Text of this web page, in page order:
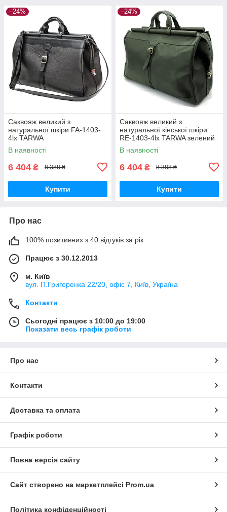
–24%
Саквояж великий з
натуральної шкіри FA-1403-
4lx TARWA
В наявності
6 404 ₴ 8 388 ₴
Купити
–24%
Саквояж великий з
натуральної кінської шкіри
RE-1403-4lx TARWA зелений
В наявності
6 404 ₴ 8 388 ₴
Купити
Про нас
100% позитивних з 40 відгуків за рік
Працює з 30.12.2013
м. Київ
вул. П.Григоренка 22/20, офіс 7, Київ, Україна
Контакти
Сьогодні працює з 10:00 до 19:00
Показати весь графік роботи
Про нас
Контакти
Доставка та оплата
Графік роботи
Повна версія сайту
Сайт створено на маркетплейсі Prom.ua
Політика конфіденційності